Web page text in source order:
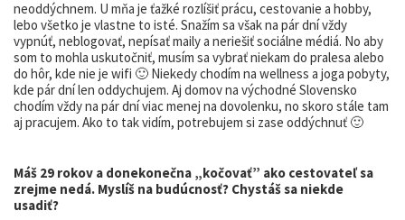
neoddýchnem. U mňa je ťažké rozlíšiť prácu, cestovanie a hobby,
lebo všetko je vlastne to isté. Snažím sa však na pár dní vždy
vypnúť, neblogovať, nepísať maily a neriešiť sociálne médiá. No aby
som to mohla uskutočniť, musím sa vybrať niekam do pralesa alebo
do hôr, kde nie je wifi 🙂 Niekedy chodím na wellness a joga pobyty,
kde pár dní len oddychujem. Aj domov na východné Slovensko
chodím vždy na pár dní viac menej na dovolenku, no skoro stále tam
aj pracujem. Ako to tak vidím, potrebujem si zase oddýchnuť 🙂
Máš 29 rokov a donekonečna „kočovať” ako cestovateľ sa
zrejme nedá. Myslíš na budúcnosť? Chystáš sa niekde
usadiť?